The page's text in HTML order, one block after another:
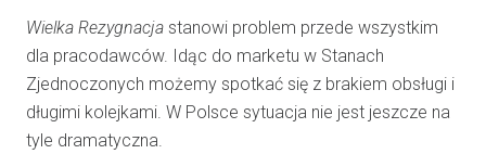
Wielka Rezygnacja stanowi problem przede wszystkim
dla pracodawców. Idąc do marketu w Stanach
Zjednoczonych możemy spotkać się z brakiem obsługi i
długimi kolejkami. W Polsce sytuacja nie jest jeszcze na
tyle dramatyczna.